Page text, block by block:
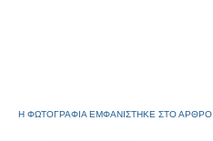
Η ΦΩΤΟΓΡΑΦΙΑ ΕΜΦΑΝΙΣΤΗΚΕ ΣΤΟ ΑΡΘΡΟ